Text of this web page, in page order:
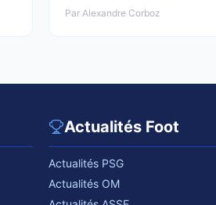
Par Alexandre Corboz
Actualités Foot
Actualités PSG
Actualités OM